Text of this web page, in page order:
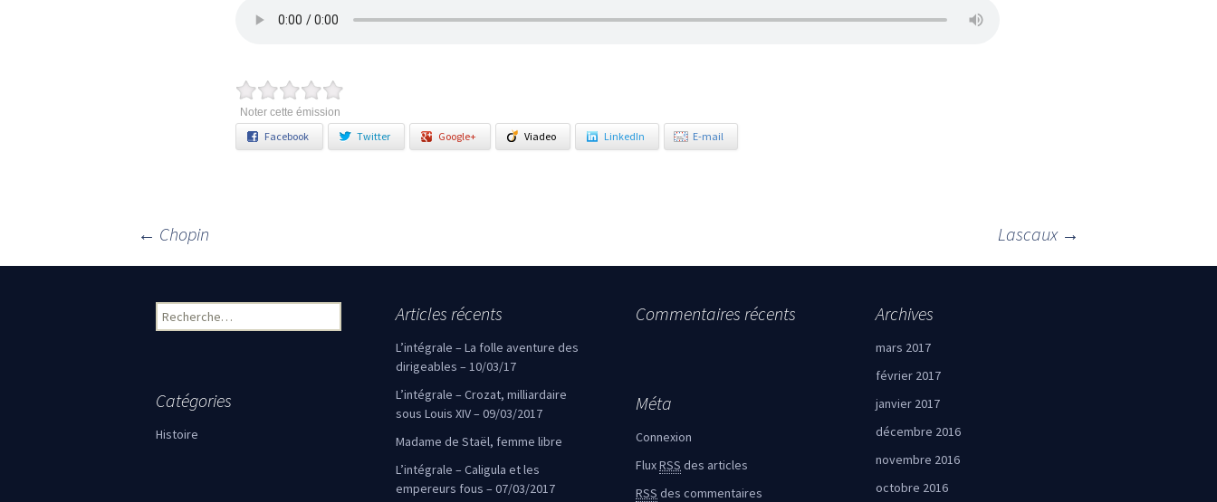
Noter cette émission
Facebook Twitter Google+ Viadeo LinkedIn E-mail
Navigation des articles
← Chopin Lascaux →
Rechercher : Articles récents
L’intégrale – La folle aventure des
dirigeables – 10/03/17
L’intégrale – Crozat, milliardaire
sous Louis XIV – 09/03/2017
Madame de Staël, femme libre
L’intégrale – Caligula et les
empereurs fous – 07/03/2017
Commentaires récents Archives
mars 2017
février 2017
janvier 2017
décembre 2016
novembre 2016
octobre 2016
Catégories
Histoire
Méta
Connexion
FluxRSS des articles
RSS des commentaires